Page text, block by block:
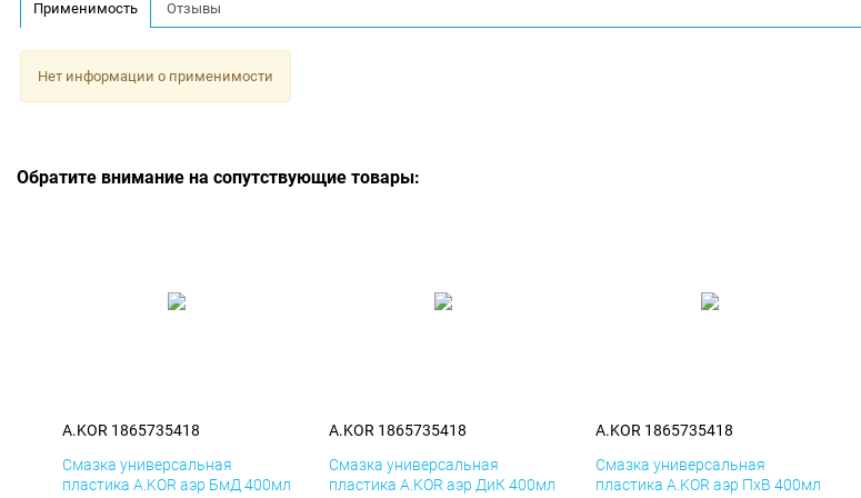
Применимость Отзывы
Нет информации о применимости
Обратите внимание на сопутствующие товары:
A.KOR 1865735418
Смазка универсальная
пластика A.KOR аэр БмД 400мл
A.KOR 1865735418
Смазка универсальная
пластика A.KOR аэр ДиК 400мл
A.KOR 1865735418
Смазка универсальная
пластика A.KOR аэр ПхВ 400мл